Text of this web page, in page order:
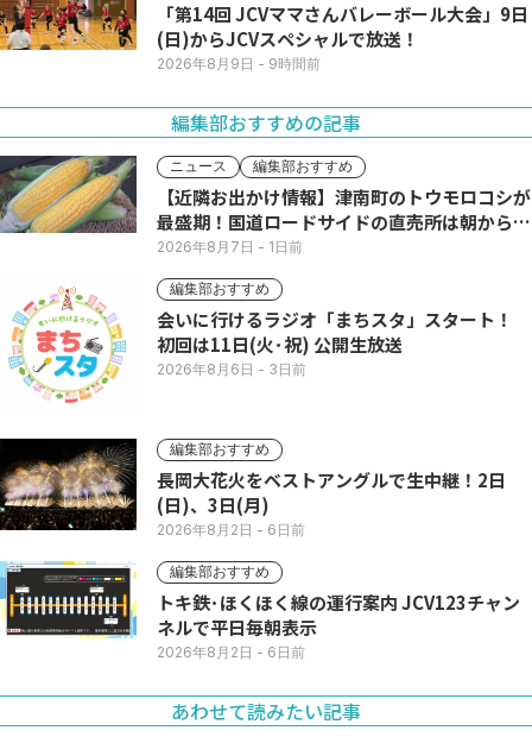
「第14回 JCVママさんバレーボール大会」9日
(日)からJCVスペシャルで放送！
2026年8月9日 - 9時間前
編集部おすすめの記事
ニュース 編集部おすすめ
【近隣お出かけ情報】津南町のトウモロコシが
最盛期！国道ロードサイドの直売所は朝から長
い列
2026年8月7日 - 1日前
編集部おすすめ
会いに行けるラジオ「まちスタ」スタート！
初回は11日(火･祝) 公開生放送
2026年8月6日 - 3日前
編集部おすすめ
長岡大花火をベストアングルで生中継！2日
(日)、3日(月)
2026年8月2日 - 6日前
編集部おすすめ
トキ鉄･ほくほく線の運行案内 JCV123チャン
ネルで平日毎朝表示
2026年8月2日 - 6日前
あわせて読みたい記事